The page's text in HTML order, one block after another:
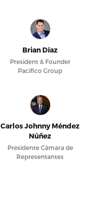
Brian Díaz
President & Founder
Pacifico Group
Carlos Johnny Méndez
Núñez
Presidente Cámara de
Representantes